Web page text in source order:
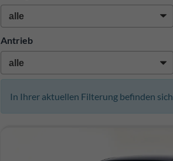
Antrieb
In Ihrer aktuellen Filterung befinden sich